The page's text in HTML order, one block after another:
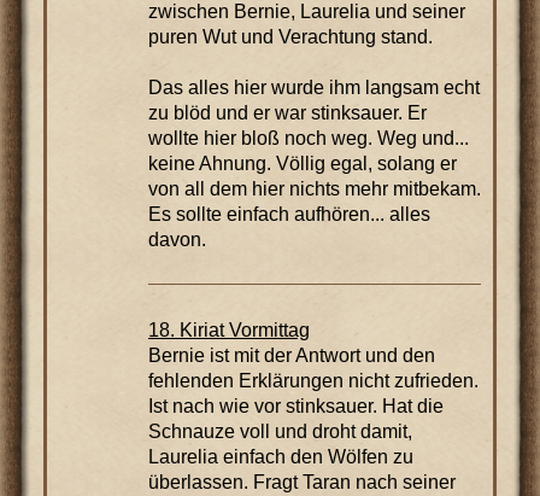
zwischen Bernie, Laurelia und seiner
puren Wut und Verachtung stand.
Das alles hier wurde ihm langsam echt
zu blöd und er war stinksauer. Er
wollte hier bloß noch weg. Weg und...
keine Ahnung. Völlig egal, solang er
von all dem hier nichts mehr mitbekam.
Es sollte einfach aufhören... alles
davon.
18. Kiriat Vormittag
Bernie ist mit der Antwort und den
fehlenden Erklärungen nicht zufrieden.
Ist nach wie vor stinksauer. Hat die
Schnauze voll und droht damit,
Laurelia einfach den Wölfen zu
überlassen. Fragt Taran nach seiner